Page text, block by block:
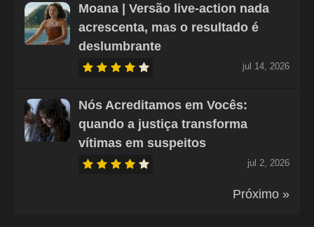
Moana | Versão live-action nada
acrescenta, mas o resultado é
deslumbrante
jul 14, 2026
Nós Acreditamos em Vocês:
quando a justiça transforma
vítimas em suspeitos
jul 2, 2026
Próximo »